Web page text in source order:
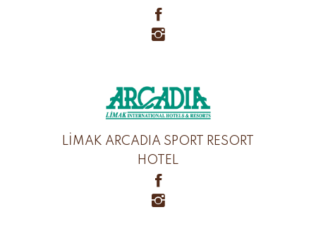
LİMAK ARCADIA SPORT RESORT
HOTEL